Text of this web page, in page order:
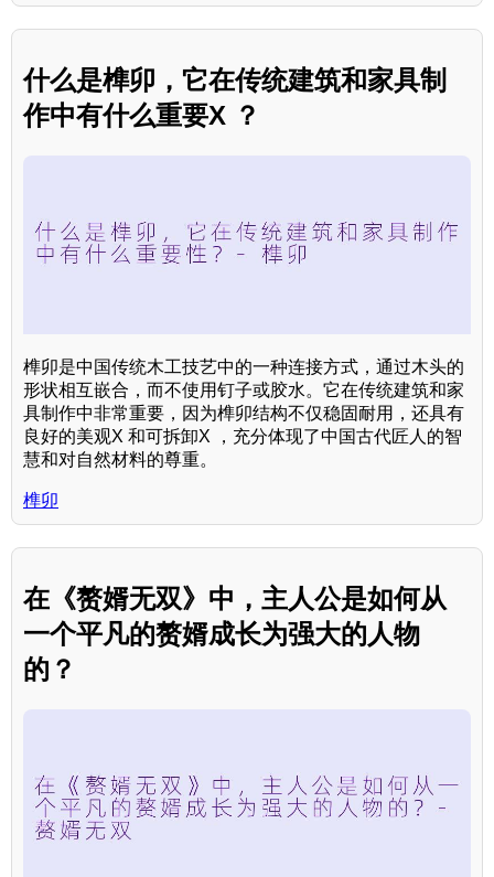
什么是榫卯，它在传统建筑和家具制
作中有什么重要X ？
榫卯是中国传统木工技艺中的一种连接方式，通过木头的
形状相互嵌合，而不使用钉子或胶水。它在传统建筑和家
具制作中非常重要，因为榫卯结构不仅稳固耐用，还具有
良好的美观X 和可拆卸X ，充分体现了中国古代匠人的智
慧和对自然材料的尊重。
榫卯
在《赘婿无双》中，主人公是如何从
一个平凡的赘婿成长为强大的人物
的？